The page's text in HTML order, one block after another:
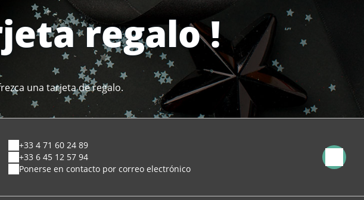
regalo !
una tarjeta de regalo.
+33 4 71 60 24 89
+33 6 45 12 57 94
Ponerse en contacto por correo electrónico